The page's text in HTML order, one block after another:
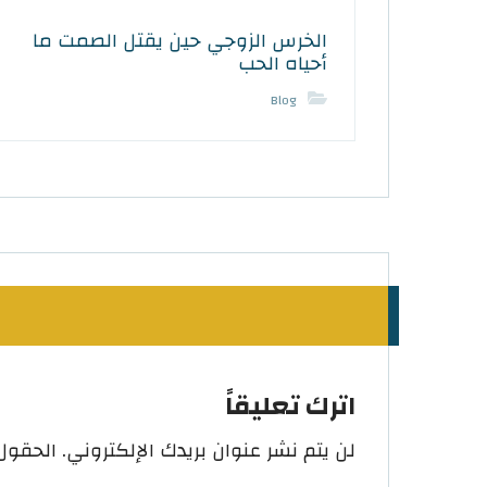
الخرس الزوجي حين يقتل الصمت ما
أحياه الحب
Blog
اترك تعليقاً
لن يتم نشر عنوان بريدك الإلكتروني.